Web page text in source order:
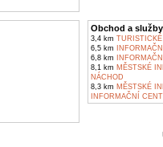
Obchod a služby
3,4 km
6,5 km
6,8 km
8,1 km MĚSTSKÉ
NÁCHOD
8,3 km MĚSTSKÉ
INFORMAČNÍ